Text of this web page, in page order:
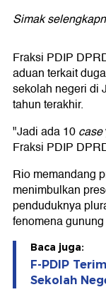
Simak
Fraksi PDIP
aduan terkait
sekolah negeri di
tahun terakhir.
"Jadi ada 10case
Fraksi PDIP
Rio memandang
menimbulkan
penduduknya
fenomena
Baca juga:
F-PDIP
Sekolah